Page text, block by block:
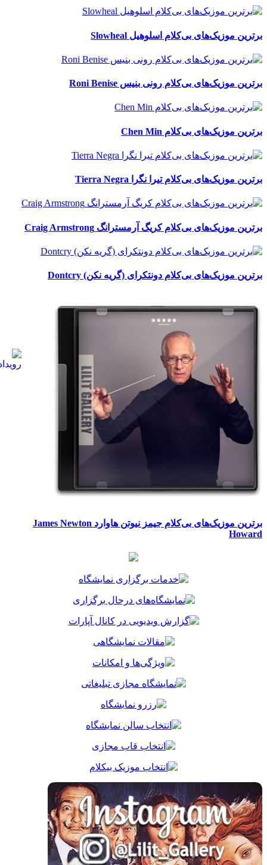
برترین موزیک‌های بی‌کلام اسلوهیل Slowheal
برترین موزیک‌های بی‌کلام رونی بنیس Roni Benise
برترین موزیک‌های بی‌کلام Chen Min
برترین موزیک‌های بی‌کلام تیرا نگرا Tierra Negra
برترین موزیک‌های بی‌کلام کریگ آرمسترانگ Craig Armstrong
برترین موزیک‌های بی‌کلام دونتکرای (گریه نکن) Dontcry
برترین موزیک‌های بی‌کلام جیمز نیوتن هاوارد James Newton
Howard